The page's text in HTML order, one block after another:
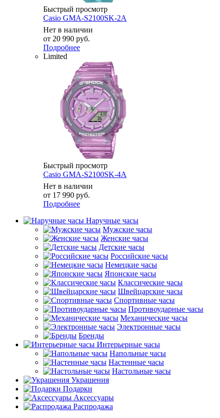
Быстрый просмотр
Casio GMA-S2100SK-2A
Нет в наличии
от 20 990 руб.
Подробнее
Limited
Быстрый просмотр
Casio GMA-S2100SK-4A
Нет в наличии
от 17 990 руб.
Подробнее
Наручные часы
Мужские часы
Женские часы
Детские часы
Российские часы
Немецкие часы
Японские часы
Классические часы
Швейцарские часы
Спортивные часы
Противоударные часы
Механические часы
Электронные часы
Бренды
Интерьерные часы
Напольные часы
Настенные часы
Настольные часы
Украшения
Подарки
Аксессуары
Распродажа